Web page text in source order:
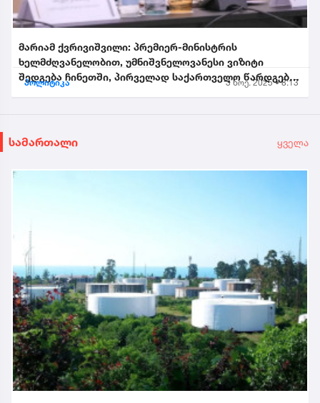
მარიამ ქვრივიშვილი: პრემიერ-მინისტრის
ხელმძღვანელობით, უმნიშვნელოვანესი ვიზიტი
შედგება ჩინეთში, პირველად საქართველო წარდგება
საპატიო სტუმრის სტატუსით...
პოლიტიკა 3 ნოე. 2025 • 8:13
სამართალი ყველა